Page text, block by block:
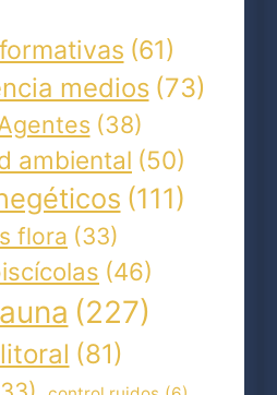
(61)
medios (73)
(38)
ambiental (50)
(111)
flora (33)
(46)
(227)
(81)